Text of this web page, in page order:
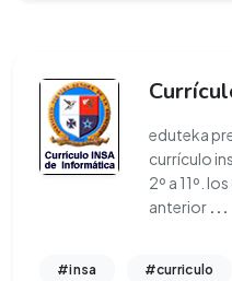
eduteka
currículo
2º a 11º.
anterior ...
#insa #curriculo